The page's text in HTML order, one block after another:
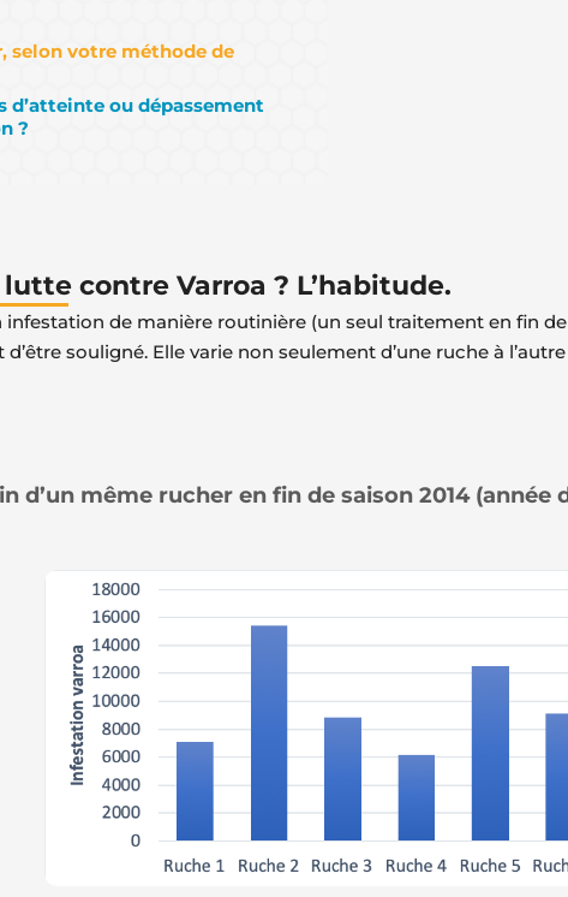
selon votre méthode de
d’atteinte ou dépassement
?
contre Varroa ? L’habitude.
de manière routinière (un seul traitement en fin
souligné. Elle varie non seulement d’une ruche à
d’un même rucher en fin de saison 2014